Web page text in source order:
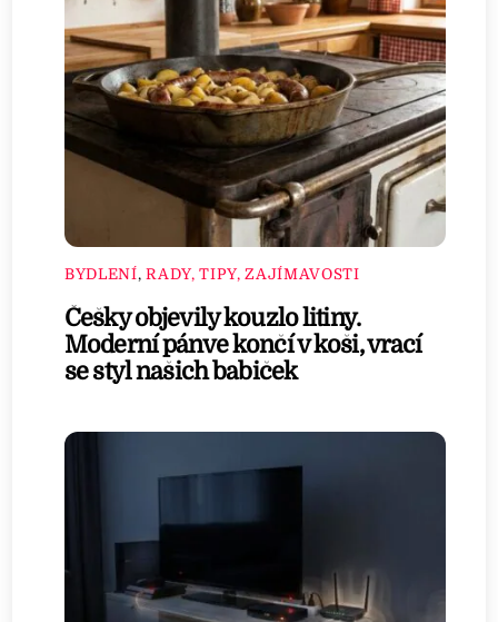
BYDLENÍ,RADY, TIPY, ZAJÍMAVOSTI
Češky objevily kouzlo litiny.
Moderní pánve končí v koši, vrací
se styl našich babiček